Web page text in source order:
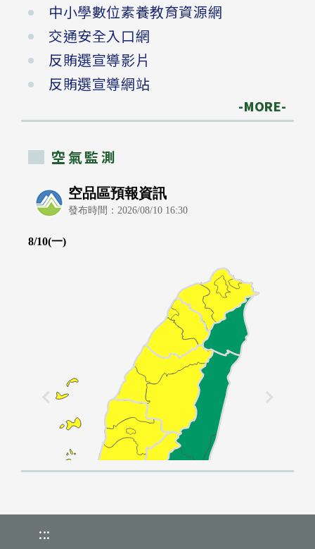
中小學數位素養教育資源網
交通安全入口網
反賄選宣導影片
反賄選宣導網站
-MORE-
空氣監測
:::